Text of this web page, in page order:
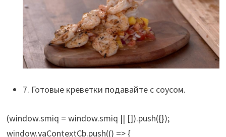
7. Готовые креветки подавайте с соусом.
(window.smiq = window.smiq || []).push({});
window.yaContextCb.push(() => {